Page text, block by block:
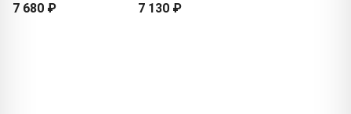
7 680 ₽
7 130 ₽